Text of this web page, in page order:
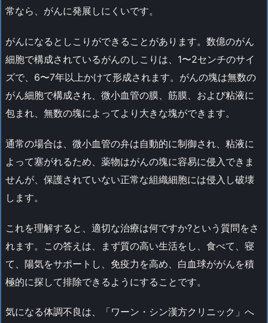
常なら、がんに発展しにくいです。
がんになるとしこりができることがあります。数億のがん
細胞で構成されているがんのしこりは、1〜2センチのサイ
ズで、6〜7年以上かけて形成されます。がんの塊は無数の
がん細胞で構成され、微小血管の膜、筋膜、および粘液に
包まれ、無数の塊によってより大きな塊ができます。
通常の場合は、微小血管の弁は自動的に制御され、粘液に
よって塞がれるため、薬物はがんの塊に容易に侵入できま
せんが、保護されていない正常な組織細胞には侵入し破壊
します。
これを理解すると、適切な治療は何ですか?という質問をさ
れます。この答えは、まず質の高い生活をし、食べて、寝
て、陽気をサポートし、免疫力を高め、白血球ががんを積
極的に探して排除できるようにすることです。
気になる体調不良は、「ワーン・シン漢方クリニック」へ